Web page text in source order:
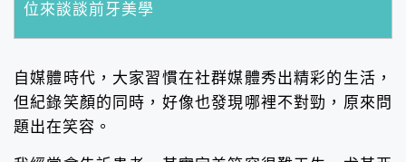
位來談談前牙美學
自媒體時代，大家習慣在社群媒體秀出精彩的生活，
但紀錄笑顏的同時，好像也發現哪裡不對勁，原來問
題出在笑容。